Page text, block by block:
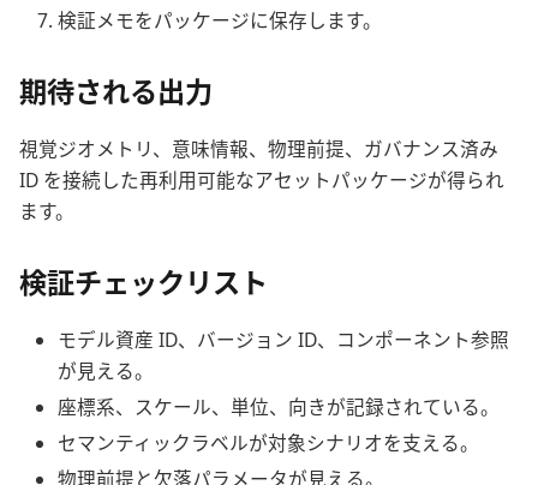
検証メモをパッケージに保存します。
期待される出力
視覚ジオメトリ、意味情報、物理前提、ガバナンス済み
ID を接続した再利用可能なアセットパッケージが得られ
ます。
検証チェックリスト
モデル資産 ID、バージョン ID、コンポーネント参照
が見える。
座標系、スケール、単位、向きが記録されている。
セマンティックラベルが対象シナリオを支える。
物理前提と欠落パラメータが見える。